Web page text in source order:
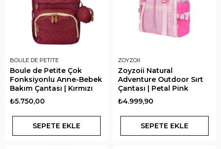
BOULE DE PETITE
Boule de Petite Çok
Fonksiyonlu Anne-Bebek
Bakım Çantası | Kırmızı
₺5.750,00
SEPETE EKLE
ZOYZOII
Zoyzoii Natural
Adventure Outdoor Sırt
Çantası | Petal Pink
₺4.999,90
SEPETE EKLE